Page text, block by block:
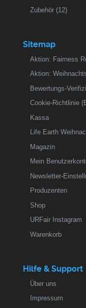
Zubehör (12)
Sitemap
Aktion: Fairness
Aktion:
Bewertungs-
Cookie-Richtlinie
Kassa
Life Earth
Magazin
Mein
Newsletter-
Produzenten
Shop
URFair Instagram
Warenkorb
Hilfe & Support
Über uns
Impressum